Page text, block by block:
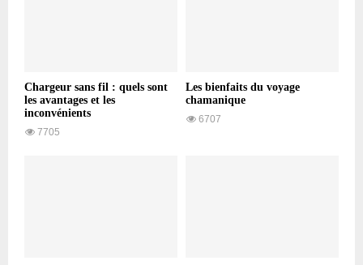
Chargeur sans fil : quels sont
les avantages et les
inconvénients
7705
Les bienfaits du voyage
chamanique
6707